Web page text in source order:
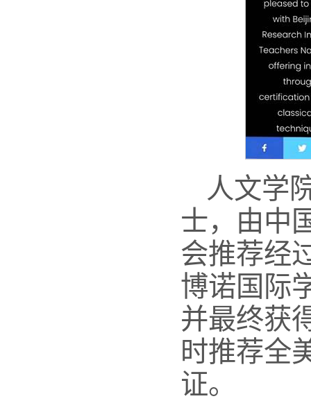
人文学
士，由中
会推荐经
博诺国际
并最终获
时推荐全
证。